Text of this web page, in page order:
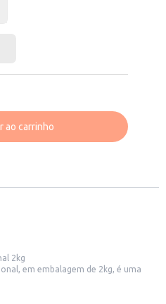
ao carrinho
2kg
em embalagem de 2kg, é uma
e sabor consistente, o